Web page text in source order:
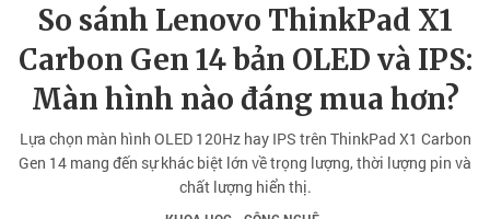
So sánh Lenovo ThinkPad X1
Carbon Gen 14 bản OLED và IPS:
Màn hình nào đáng mua hơn?
Lựa chọn màn hình OLED 120Hz hay IPS trên ThinkPad X1 Carbon
Gen 14 mang đến sự khác biệt lớn về trọng lượng, thời lượng pin và
chất lượng hiển thị.